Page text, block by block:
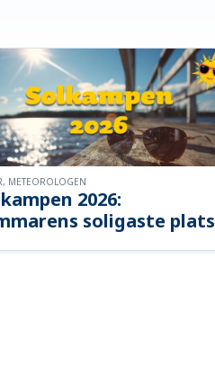
2026:
soligaste plats
METEOROLOGEN